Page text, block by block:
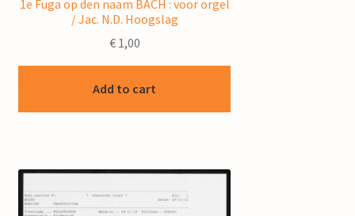
1e Fuga op den naam BACH : voor orgel
/ Jac. N.D. Hoogslag
€1,00
Add to cart